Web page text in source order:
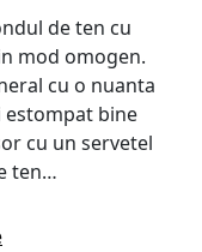
de ten cu
mod omogen.
cu o nuanta
estompat bine
cu un servetel
ten…